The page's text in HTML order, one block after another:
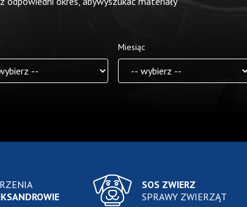
Miesiąc
SOS ZWIERZ
SPRAWY ZWIERZĄT